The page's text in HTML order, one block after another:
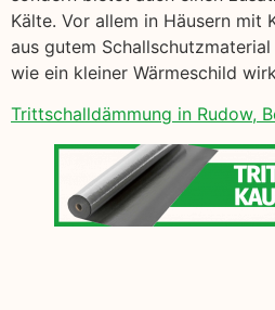
Kälte. Vor allem in Häusern mit
aus gutem
wie ein kleiner Wärmeschild
Trittschalldämmung in Rudow,